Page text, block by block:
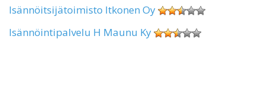
Isännöitsijätoimisto Itkonen Oy
Isännöintipalvelu H Maunu Ky